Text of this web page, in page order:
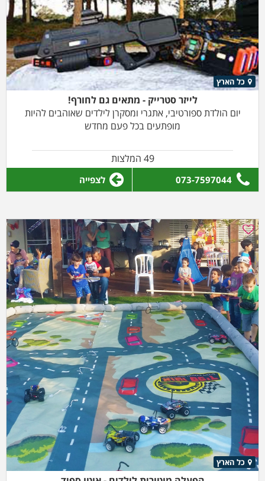
כל הארץ
לייזר סטרייק - מתאים גם לחורף!
יום הולדת ספורטיבי, אתגרי ומסקרן לילדים שאוהבים להיות
מופתעים בכל פעם מחדש
49 המלצות
073-7597044 לצפייה
כל הארץ